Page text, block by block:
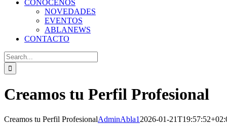
CONÓCENOS
NOVEDADES
EVENTOS
ABLANEWS
CONTACTO
Search
for:
Creamos tu Perfil Profesional
Creamos tu Perfil ProfesionalAdminAbla1 2026-01-